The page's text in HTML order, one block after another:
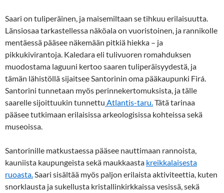
Saari on tuliperäinen, ja maisemiltaan se tihkuu erilaisuutta.
Länsiosaa tarkastellessa näköala on vuoristoinen, ja rannikolle
mentäessä pääsee näkemään pitkiä hiekka – ja
pikkukivirantoja. Kaledara eli tulivuoren romahduksen
muodostama laguuni kertoo saaren tuliperäisyydestä, ja
tämän lähistöllä sijaitsee Santorinin oma pääkaupunki Firá.
Santorini tunnetaan myös perinnekertomuksista, ja tälle
saarelle sijoittuukin tunnettu Atlantis-taru.Tätä tarinaa
pääsee tutkimaan erilaisissa arkeologisissa kohteissa sekä
museoissa.
Santorinille matkustaessa pääsee nauttimaan rannoista,
kauniista kaupungeista sekä maukkaasta kreikkalaisesta
ruoasta.Saari sisältää myös paljon erilaista aktiviteettia, kuten
snorklausta ja sukellusta kristallinkirkkaissa vesissä, sekä